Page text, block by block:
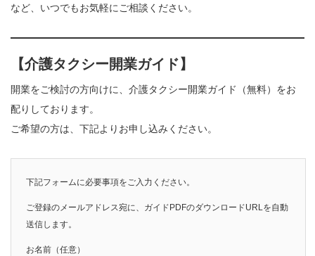
など、いつでもお気軽にご相談ください。
【介護タクシー開業ガイド】
開業をご検討の方向けに、介護タクシー開業ガイド（無料）をお
配りしております。
ご希望の方は、下記よりお申し込みください。
下記フォームに必要事項をご入力ください。
ご登録のメールアドレス宛に、ガイドPDFのダウンロードURLを自動
送信します。
お名前（任意）